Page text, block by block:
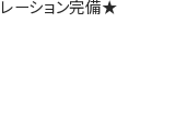
ーション完備★